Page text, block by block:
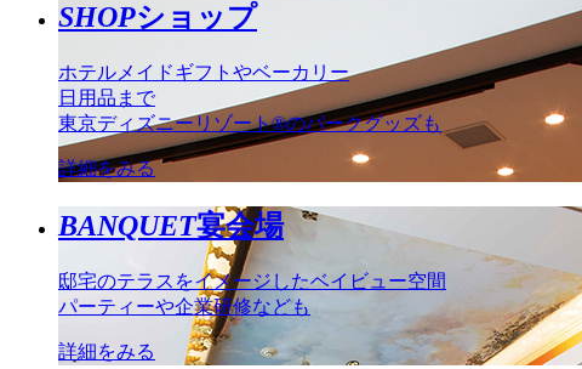
SHOPショップ
ホテルメイドギフトやベーカリー
日用品まで
東京ディズニーリゾート®のパークグッズも
詳細をみる
BANQUET宴会場
邸宅のテラスをイメージしたベイビュー空間
パーティーや企業研修なども
詳細をみる